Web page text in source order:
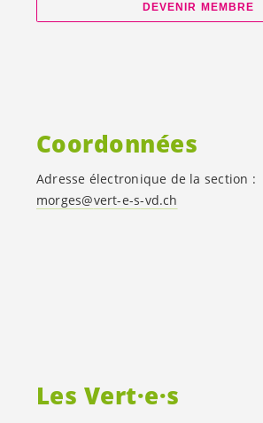
Les Vert·e·s
DEVENIR MEMBRE
Coordonnées
Adresse électronique de la section :
morges@vert-e-s-vd.ch